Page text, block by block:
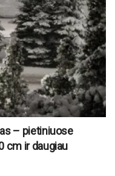
– pietiniuose
cm ir daugiau